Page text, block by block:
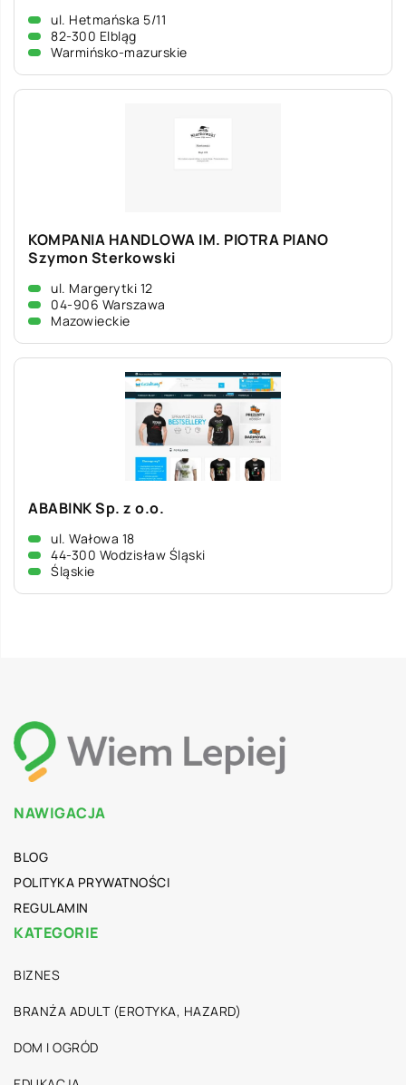
ul. Hetmańska 5/11
82-300 Elbląg
Warmińsko-mazurskie
KOMPANIA HANDLOWA IM. PIOTRA PIANO
Szymon Sterkowski
ul. Margerytki 12
04-906 Warszawa
Mazowieckie
ABABINK Sp. z o.o.
ul. Wałowa 18
44-300 Wodzisław Śląski
Śląskie
NAWIGACJA
BLOG
POLITYKA PRYWATNOŚCI
REGULAMIN
KATEGORIE
BIZNES
BRANŻA ADULT (EROTYKA, HAZARD)
DOM I OGRÓD